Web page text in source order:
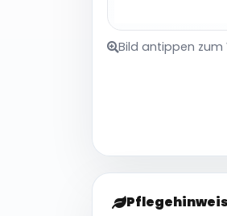
Bild antippen zum